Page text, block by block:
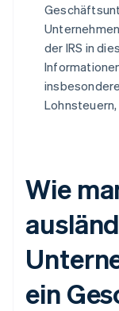
der IRS in
Wie
ein